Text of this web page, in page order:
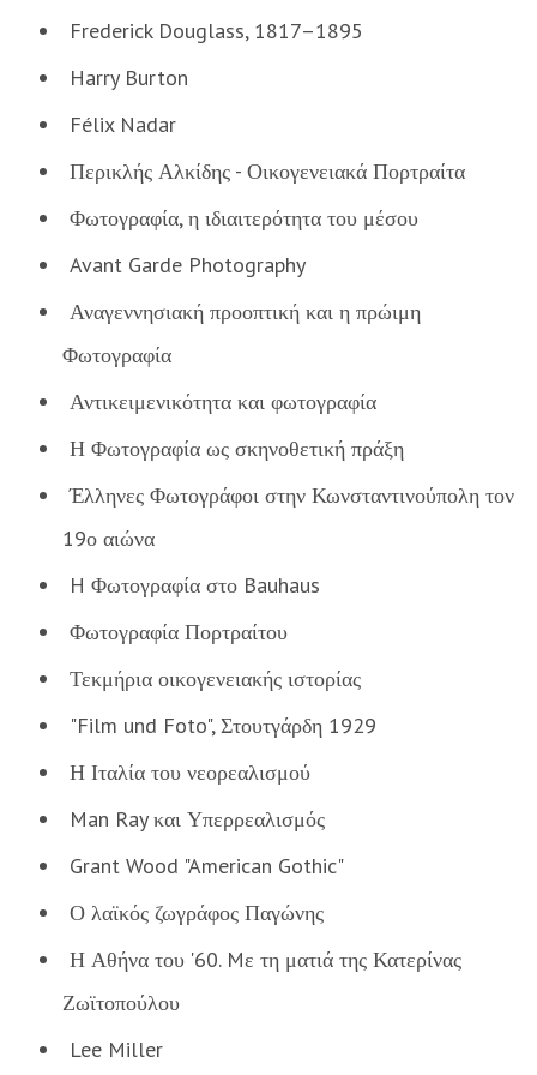
Frederick Douglass, 1817–1895
Harry Burton
Félix Nadar
Περικλής Αλκίδης - Οικογενειακά Πορτραίτα
Φωτογραφία, η ιδιαιτερότητα του μέσου
Avant Garde Photography
Αναγεννησιακή προοπτική και η πρώιμη
Φωτογραφία
Αντικειμενικότητα και φωτογραφία
Η Φωτογραφία ως σκηνοθετική πράξη
Έλληνες Φωτογράφοι στην Κωνσταντινούπολη τον
19ο αιώνα
H Φωτογραφία στο Bauhaus
Φωτογραφία Πορτραίτου
Τεκμήρια οικογενειακής ιστορίας
"Film und Foto", Στουτγάρδη 1929
Η Ιταλία του νεορεαλισμού
Man Ray και Υπερρεαλισμός
Grant Wood "American Gothic"
Ο λαϊκός ζωγράφος Παγώνης
Η Αθήνα του '60. Mε τη ματιά της Κατερίνας
Ζωϊτοπούλου
Lee Miller